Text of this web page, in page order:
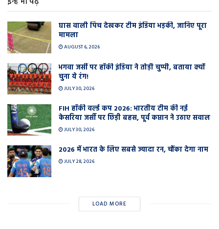
घास वाली प‍िच देखकर टीम इंडिया भड़की, जानिए पूरा
मामला
AUGUST 6, 2026
भगवा जर्सी पर हॉकी इंडिया ने तोड़ी चुप्पी, बताया क्यों
चुना ये रंग!
JULY 30, 2026
FIH हॉकी वर्ल्ड कप 2026: भारतीय टीम की नई
केसरिया जर्सी पर छिड़ी बहस, पूर्व कप्तान ने उठाए सवाल
JULY 30, 2026
2026 में भारत के लिए सबसे ज्यादा रन, चौंका देगा नाम
JULY 28, 2026
LOAD MORE